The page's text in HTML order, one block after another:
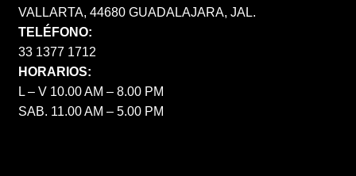
VALLARTA, 44680 GUADALAJARA, JAL.
TELÉFONO:
33 1377 1712
HORARIOS:
L – V 10.00 AM – 8.00 PM
SAB. 11.00 AM – 5.00 PM